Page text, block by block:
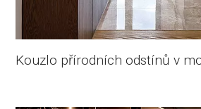
Kouzlo přírodních odstínů v